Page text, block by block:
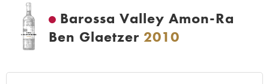
Barossa Valley Amon-Ra
Ben Glaetzer 2010